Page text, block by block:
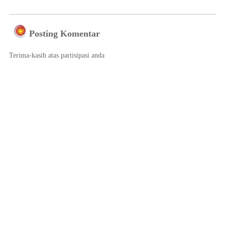
Posting Komentar
Terima-kasih atas partisipasi anda